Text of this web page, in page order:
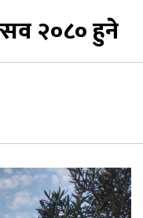
२०८० हुने